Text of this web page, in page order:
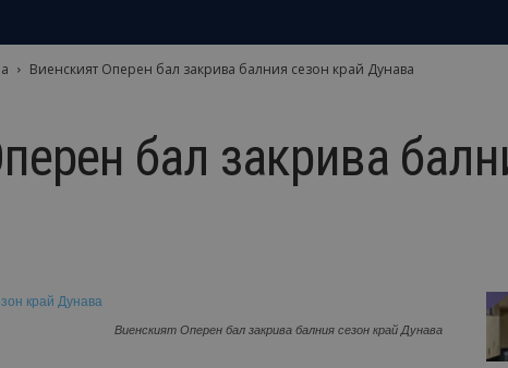
Виенският Оперен бал закрива балния сезон край Дунава
бал закрива
Виенският Оперен бал закрива балния сезон край Дунава